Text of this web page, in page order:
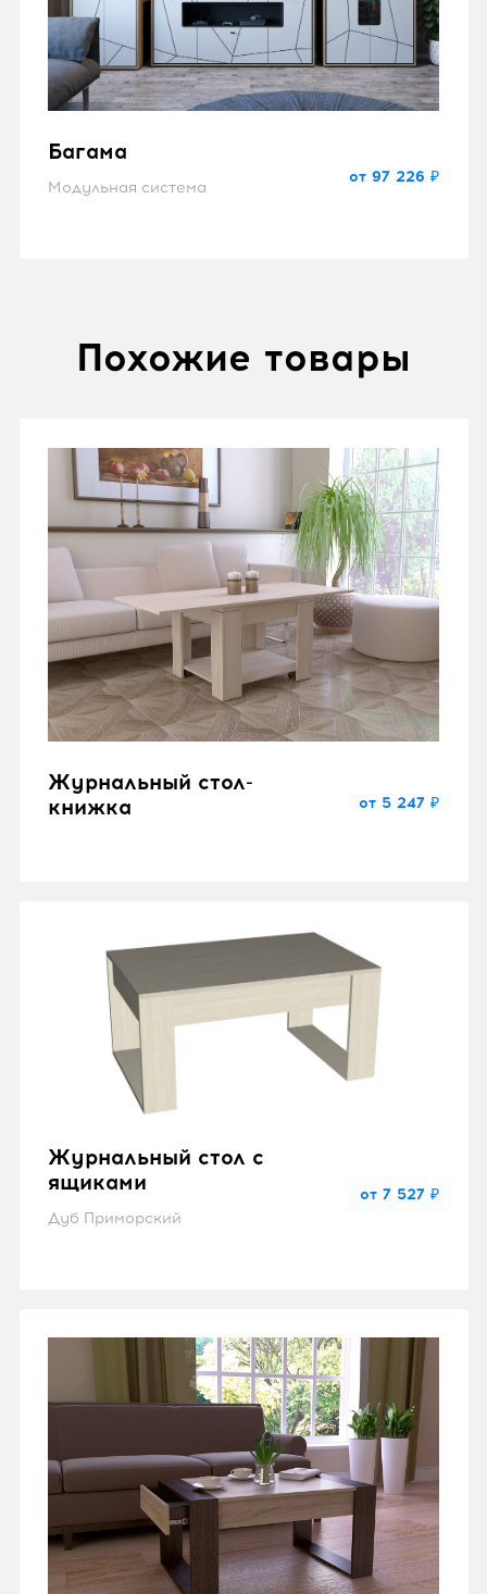
Багама
Модульная система
от 97 226 ₽
Похожие товары
Журнальный стол-
книжка
от 5 247 ₽
Журнальный стол с
ящиками
Дуб Приморский
от 7 527 ₽